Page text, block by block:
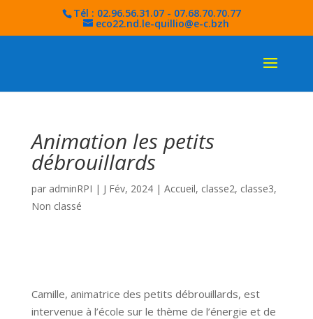
Tél : 02.96.56.31.07 - 07.68.70.70.77
eco22.nd.le-quillio@e-c.bzh
Animation les petits
débrouillards
par adminRPI | J Fév, 2024| Accueil, classe2, classe3,
Non classé
Camille, animatrice des petits débrouillards, est
intervenue à l’école sur le thème de l’énergie et de